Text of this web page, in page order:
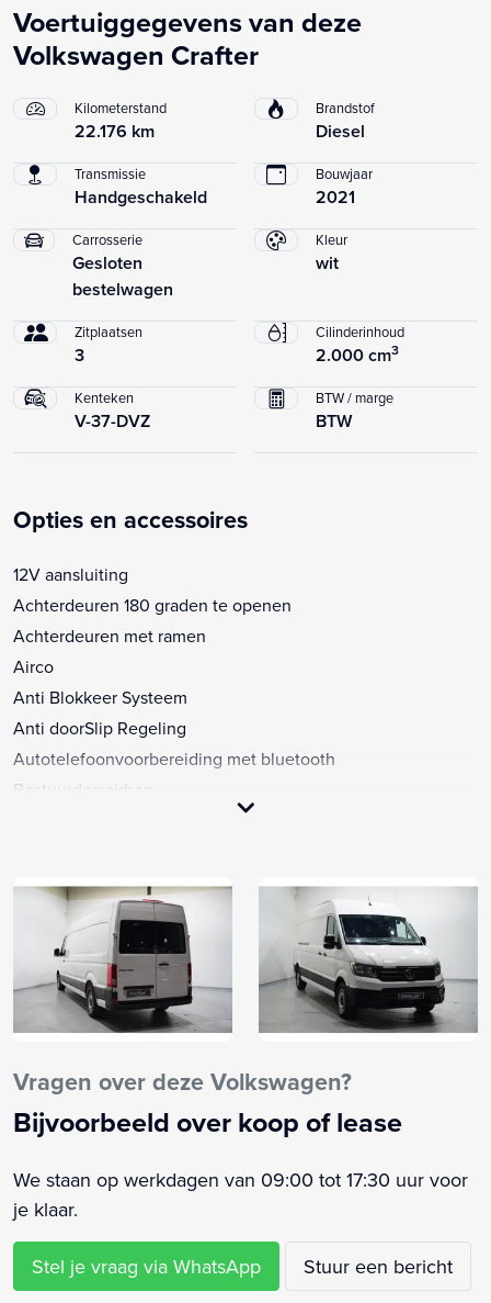
Voertuiggegevens van deze
Volkswagen Crafter
Kilometerstand
22.176 km
Brandstof
Diesel
Transmissie
Handgeschakeld
Bouwjaar
2021
Carrosserie
Gesloten
bestelwagen
Kleur
wit
Zitplaatsen
3
Cilinderinhoud
2.000 cm3
Kenteken
V-37-DVZ
BTW / marge
BTW
Opties en accessoires
12V aansluiting
Achterdeuren 180 graden te openen
Achterdeuren met ramen
Airco
Anti Blokkeer Systeem
Anti doorSlip Regeling
Autotelefoonvoorbereiding met bluetooth
Bestuurdersairbag
Cruise control
Elektrische ramen voor
Elektronisch Sper Differentieel
Elektronisch Stabiliteits Programma
Getint glas
Instructieboekjes aanwezig
Multifunctioneel stuurwiel
Passagiersairbag
Roetfilter
Rookvrij
Start/stop systeem
Start Stop Systeem
Vragen over deze Volkswagen?
Bijvoorbeeld over koop of lease
We staan op werkdagen van 09:00 tot 17:30 uur voor
je klaar.
Stel je vraag via WhatsApp Stuur een bericht